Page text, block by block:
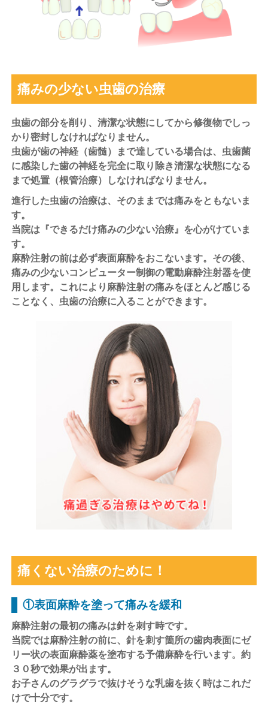
痛みの少ない虫歯の治療
虫歯の部分を削り、清潔な状態にしてから修復物でしっ
かり密封しなければなりません。
虫歯が歯の神経（歯髄）まで達している場合は、虫歯菌
に感染した歯の神経を完全に取り除き清潔な状態になる
まで処置（根管治療）しなければなりません。
進行した虫歯の治療は、そのままでは痛みをともないま
す。
当院は『できるだけ痛みの少ない治療』を心がけていま
す。
麻酔注射の前は必ず表面麻酔をおこないます。その後、
痛みの少ないコンピューター制御の電動麻酔注射器を使
用します。これにより麻酔注射の痛みをほとんど感じる
ことなく、虫歯の治療に入ることができます。
痛くない治療のために！
①表面麻酔を塗って痛みを緩和
麻酔注射の最初の痛みは針を刺す時です。
当院では麻酔注射の前に、針を刺す箇所の歯肉表面にゼ
リー状の表面麻酔薬を塗布する予備麻酔を行います。約
３０秒で効果が出ます。
お子さんのグラグラで抜けそうな乳歯を抜く時はこれだ
けで十分です。